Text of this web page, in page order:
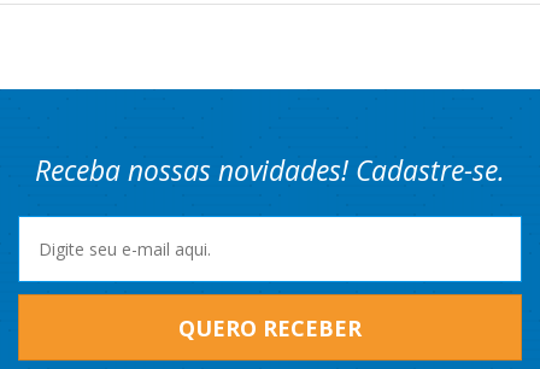
Receba nossas novidades! Cadastre-se.
QUERO RECEBER